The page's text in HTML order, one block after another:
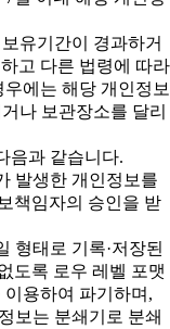
유기간이 경과하거
고 다른 법령에 따라
에는 해당 개인정보
나 보관장소를 달리
음과 같습니다.
발생한 개인정보를
책임자의 승인을 받
형태로 기록·저장된
도록 로우 레벨 포맷
이용하여 파기하며,
보는 분쇄기로 분쇄